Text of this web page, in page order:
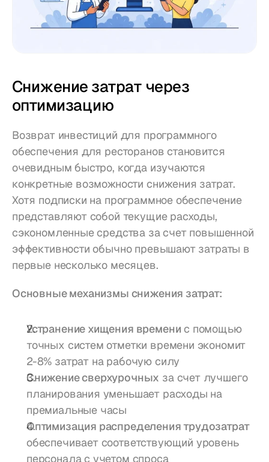
Снижение затрат через
оптимизацию
Возврат инвестиций для программного
обеспечения для ресторанов становится
очевидным быстро, когда изучаются
конкретные возможности снижения затрат.
Хотя подписки на программное обеспечение
представляют собой текущие расходы,
сэкономленные средства за счет повышенной
эффективности обычно превышают затраты в
первые несколько месяцев.
Основные механизмы снижения затрат:
Устранение хищения времени с помощью
точных систем отметки времени экономит
2-8% затрат на рабочую силу
Снижение сверхурочных за счет лучшего
планирования уменьшает расходы на
премиальные часы
Оптимизация распределения трудозатрат
обеспечивает соответствующий уровень
персонала с учетом спроса